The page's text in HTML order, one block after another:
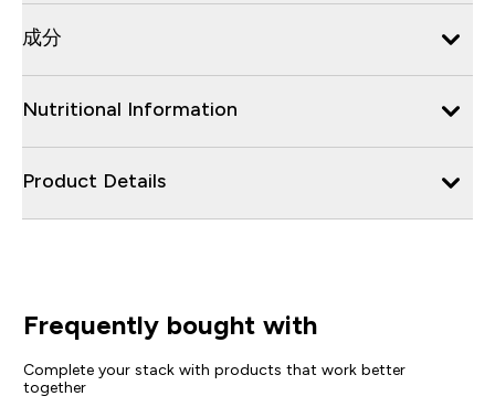
成分
Nutritional Information
Product Details
Frequently bought with
Complete your stack with products that work better
together